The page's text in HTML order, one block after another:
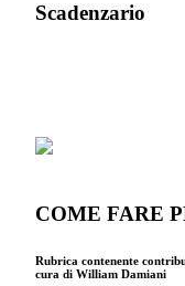
Scadenzario
COME FARE
Rubrica contenente
cura di William Damiani